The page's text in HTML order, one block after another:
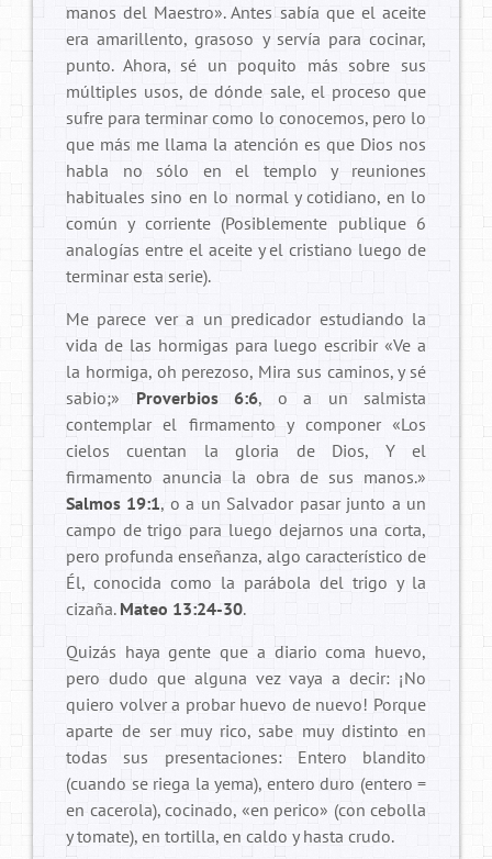
manos del Maestro». Antes sabía que el aceite
era amarillento, grasoso y servía para cocinar,
punto. Ahora, sé un poquito más sobre sus
múltiples usos, de dónde sale, el proceso que
sufre para terminar como lo conocemos, pero lo
que más me llama la atención es que Dios nos
habla no sólo en el templo y reuniones
habituales sino en lo normal y cotidiano, en lo
común y corriente (Posiblemente publique 6
analogías entre el aceite y el cristiano luego de
terminar esta serie).
Me parece ver a un predicador estudiando la
vida de las hormigas para luego escribir «Ve a
la hormiga, oh perezoso, Mira sus caminos, y sé
sabio;» Proverbios 6:6, o a un salmista
contemplar el firmamento y componer «Los
cielos cuentan la gloria de Dios, Y el
firmamento anuncia la obra de sus manos.»
Salmos 19:1, o a un Salvador pasar junto a un
campo de trigo para luego dejarnos una corta,
pero profunda enseñanza, algo característico de
Él, conocida como la parábola del trigo y la
cizaña. Mateo 13:24-30.
Quizás haya gente que a diario coma huevo,
pero dudo que alguna vez vaya a decir: ¡No
quiero volver a probar huevo de nuevo! Porque
aparte de ser muy rico, sabe muy distinto en
todas sus presentaciones: Entero blandito
(cuando se riega la yema), entero duro (entero =
en cacerola), cocinado, «en perico» (con cebolla
y tomate), en tortilla, en caldo y hasta crudo.